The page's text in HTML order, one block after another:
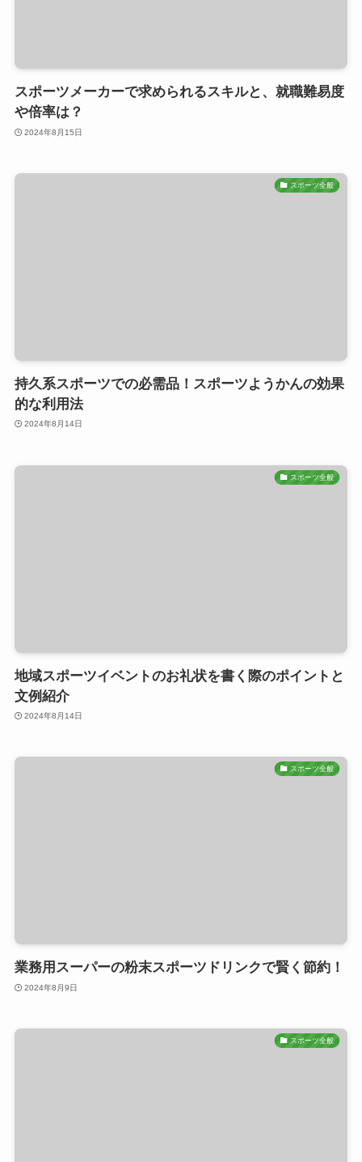
スポーツメーカーで求められるスキルと、就職難易度
や倍率は？
2024年8月15日
スポーツ全般
持久系スポーツでの必需品！スポーツようかんの効果
的な利用法
2024年8月14日
スポーツ全般
地域スポーツイベントのお礼状を書く際のポイントと
文例紹介
2024年8月14日
スポーツ全般
業務用スーパーの粉末スポーツドリンクで賢く節約！
2024年8月9日
スポーツ全般